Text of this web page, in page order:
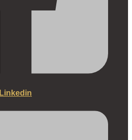
Linkedin